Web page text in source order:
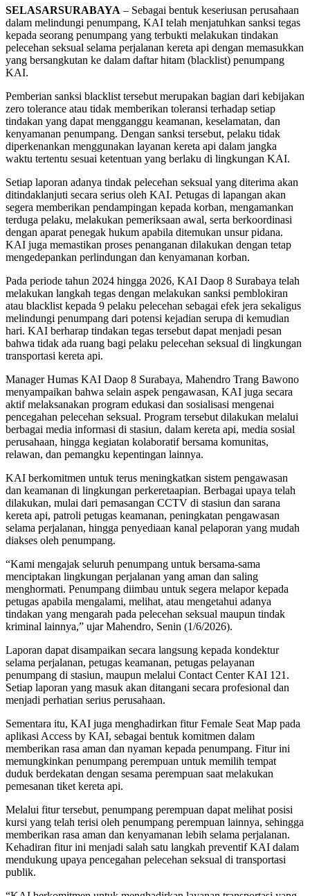
SELASARSURABAYA – Sebagai bentuk keseriusan perusahaan
dalam melindungi penumpang, KAI telah menjatuhkan sanksi tegas
kepada seorang penumpang yang terbukti melakukan tindakan
pelecehan seksual selama perjalanan kereta api dengan memasukkan
yang bersangkutan ke dalam daftar hitam (blacklist) penumpang
KAI.
Pemberian sanksi blacklist tersebut merupakan bagian dari kebijakan
zero tolerance atau tidak memberikan toleransi terhadap setiap
tindakan yang dapat mengganggu keamanan, keselamatan, dan
kenyamanan penumpang. Dengan sanksi tersebut, pelaku tidak
diperkenankan menggunakan layanan kereta api dalam jangka
waktu tertentu sesuai ketentuan yang berlaku di lingkungan KAI.
Setiap laporan adanya tindak pelecehan seksual yang diterima akan
ditindaklanjuti secara serius oleh KAI. Petugas di lapangan akan
segera memberikan pendampingan kepada korban, mengamankan
terduga pelaku, melakukan pemeriksaan awal, serta berkoordinasi
dengan aparat penegak hukum apabila ditemukan unsur pidana.
KAI juga memastikan proses penanganan dilakukan dengan tetap
mengedepankan perlindungan dan kenyamanan korban.
Pada periode tahun 2024 hingga 2026, KAI Daop 8 Surabaya telah
melakukan langkah tegas dengan melakukan sanksi pemblokiran
atau blacklist kepada 9 pelaku pelecehan sebagai efek jera sekaligus
melindungi penumpang dari potensi kejadian serupa di kemudian
hari. KAI berharap tindakan tegas tersebut dapat menjadi pesan
bahwa tidak ada ruang bagi pelaku pelecehan seksual di lingkungan
transportasi kereta api.
Manager Humas KAI Daop 8 Surabaya, Mahendro Trang Bawono
menyampaikan bahwa selain aspek pengawasan, KAI juga secara
aktif melaksanakan program edukasi dan sosialisasi mengenai
pencegahan pelecehan seksual. Program tersebut dilakukan melalui
berbagai media informasi di stasiun, dalam kereta api, media sosial
perusahaan, hingga kegiatan kolaboratif bersama komunitas,
relawan, dan pemangku kepentingan lainnya.
KAI berkomitmen untuk terus meningkatkan sistem pengawasan
dan keamanan di lingkungan perkeretaapian. Berbagai upaya telah
dilakukan, mulai dari pemasangan CCTV di stasiun dan sarana
kereta api, patroli petugas keamanan, peningkatan pengawasan
selama perjalanan, hingga penyediaan kanal pelaporan yang mudah
diakses oleh penumpang.
“Kami mengajak seluruh penumpang untuk bersama-sama
menciptakan lingkungan perjalanan yang aman dan saling
menghormati. Penumpang diimbau untuk segera melapor kepada
petugas apabila mengalami, melihat, atau mengetahui adanya
tindakan yang mengarah pada pelecehan seksual maupun tindak
kriminal lainnya,” ujar Mahendro, Senin (1/6/2026).
Laporan dapat disampaikan secara langsung kepada kondektur
selama perjalanan, petugas keamanan, petugas pelayanan
penumpang di stasiun, maupun melalui Contact Center KAI 121.
Setiap laporan yang masuk akan ditangani secara profesional dan
menjadi perhatian serius perusahaan.
Sementara itu, KAI juga menghadirkan fitur Female Seat Map pada
aplikasi Access by KAI, sebagai bentuk komitmen dalam
memberikan rasa aman dan nyaman kepada penumpang. Fitur ini
memungkinkan penumpang perempuan untuk memilih tempat
duduk berdekatan dengan sesama perempuan saat melakukan
pemesanan tiket kereta api.
Melalui fitur tersebut, penumpang perempuan dapat melihat posisi
kursi yang telah terisi oleh penumpang perempuan lainnya, sehingga
memberikan rasa aman dan kenyamanan lebih selama perjalanan.
Kehadiran fitur ini menjadi salah satu langkah preventif KAI dalam
mendukung upaya pencegahan pelecehan seksual di transportasi
publik.